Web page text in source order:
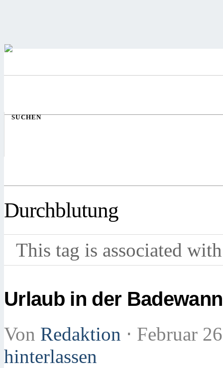
SUCHEN
Durchblutung
This tag is associated
Urlaub in der
Von Redaktion ⋅ Februar
hinterlassen